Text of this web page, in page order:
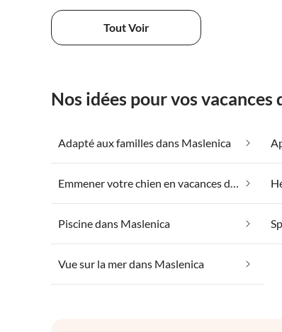
Tout Voir
Nos idées pour vos vacances
Adapté aux familles dans Maslenica
Emmener votre chien en vacances dans Maslenica
Piscine dans Maslenica
Vue sur la mer dans Maslenica